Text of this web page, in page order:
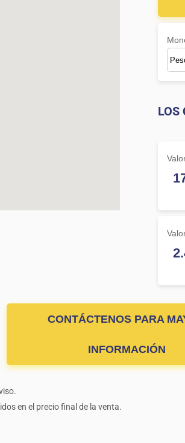
LOS
CONTÁCTENOS PARA
INFORMACIÓN
en el precio final de la venta.